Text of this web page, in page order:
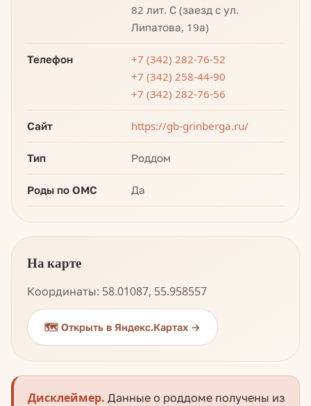
82 лит. С (заезд с ул.
Липатова, 19а)
Телефон
+7 (342) 282-76-52
+7 (342) 258-44-90
+7 (342) 282-76-56
Сайт https://gb-grinberga.ru/
Тип Роддом
Роды по ОМС Да
На карте
Координаты: 58.01087, 55.958557
🗺️ Открыть в Яндекс.Картах →
Дисклеймер. Данные о роддоме получены из